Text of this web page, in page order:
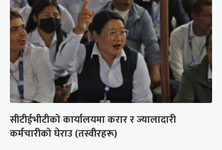
सीटीईभीटीको कार्यालयमा करार र ज्यालादारी
कर्मचारीको घेराउ (तस्वीरहरू)